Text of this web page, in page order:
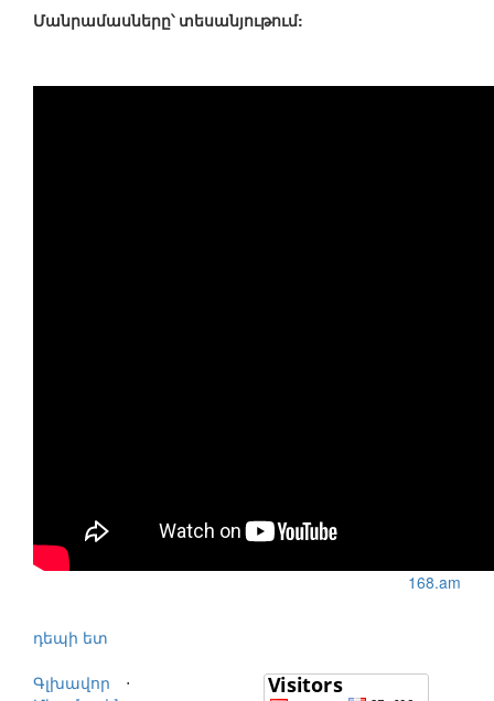
Մանրամասները՝ տեսանյութում:
168.am
դեպի ետ
Գլխավոր
⋅